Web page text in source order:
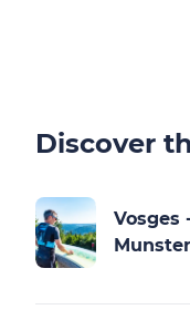
Discover
Vosges
Munster